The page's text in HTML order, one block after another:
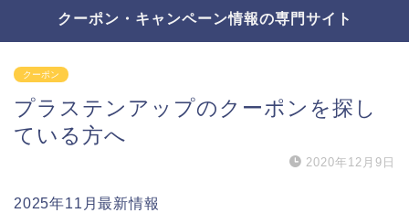
クーポン・キャンペーン情報の専門サイト
クーポン
プラステンアップのクーポンを探し
ている方へ
2020年12月9日
2025年11月最新情報